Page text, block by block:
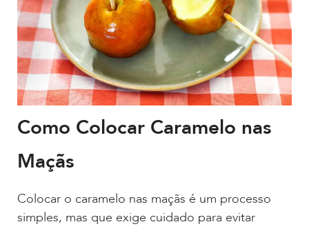
Como Colocar Caramelo nas
Maçãs
Colocar o caramelo nas maçãs é um processo
simples, mas que exige cuidado para evitar